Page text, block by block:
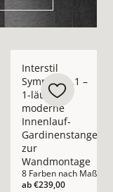
Interstil
Sympathie.1 –
1-läufige
moderne
Innenlauf-
Gardinenstange
zur
Wandmontage
8 Farben nach Maß
ab€239,00